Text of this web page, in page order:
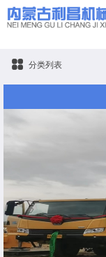
分类列表